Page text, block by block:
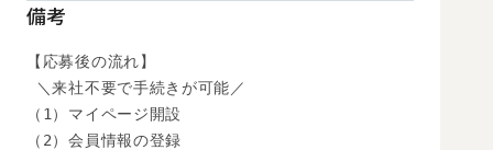
備考
【応募後の流れ】
＼来社不要で手続きが可能／
（1）マイページ開設
（2）会員情報の登録